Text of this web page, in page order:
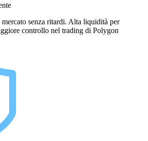
senza ritardi. Alta liquidità per
controllo nel trading di Polygon